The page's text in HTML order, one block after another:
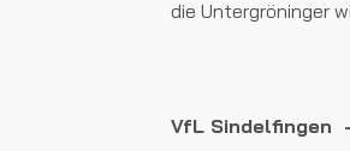
die Untergröninger
VfL